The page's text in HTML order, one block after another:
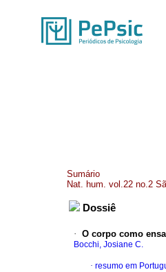
Sumário
Nat. hum. vol.22 no.2
Dossiê
· O corpo como
Bocchi, Josiane C.
· resumo em